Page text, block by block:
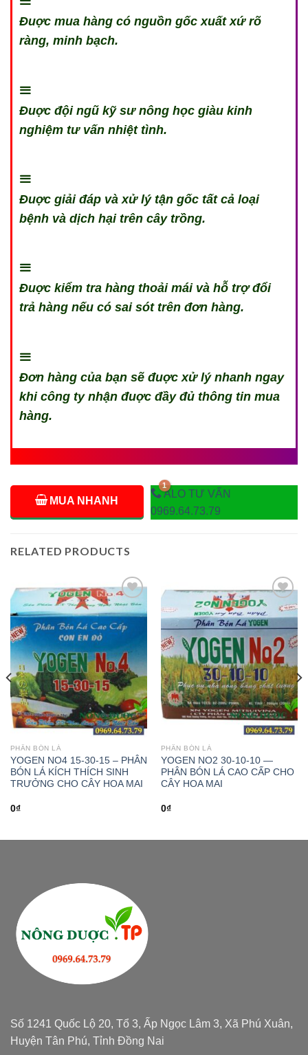
Đuợc mua hàng có nguồn gốc xuất xứ rõ
ràng, minh bạch.
Đuợc đội ngũ kỹ sư nông học giàu kinh
nghiệm tư vấn nhiệt tình.
Đuợc giải đáp và xử lý tận gốc tất cả loại
bệnh và dịch hại trên cây trồng.
Đuợc kiểm tra hàng thoải mái và hỗ trợ đổi
trả hàng nếu có sai sót trên đơn hàng.
Đơn hàng của bạn sẽ đuợc xử lý nhanh ngay
khi công ty nhận đuợc đầy đủ thông tin mua
hàng.
MUA NHANH
ALO TƯ VẤN
0969.64.73.79
RELATED PRODUCTS
Add to
wishlist
PHÂN BÓN LÁ
YOGEN NO4 15-30-15 – PHÂN
BÓN LÁ KÍCH THÍCH SINH
TRƯỞNG CHO CÂY HOA MAI
0₫
Add to
wishlist
PHÂN BÓN LÁ
YOGEN NO2 30-10-10 —
PHÂN BÓN LÁ CAO CẤP CHO
CÂY HOA MAI
0₫
Số 1241 Quốc Lộ 20, Tổ 3, Ấp Ngọc Lâm 3, Xã Phú Xuân,
Huyện Tân Phú, Tỉnh Đồng Nai